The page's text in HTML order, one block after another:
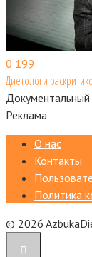
0 199
Диетологи
Реклама
О нас
Контакты
Политика
© 2026